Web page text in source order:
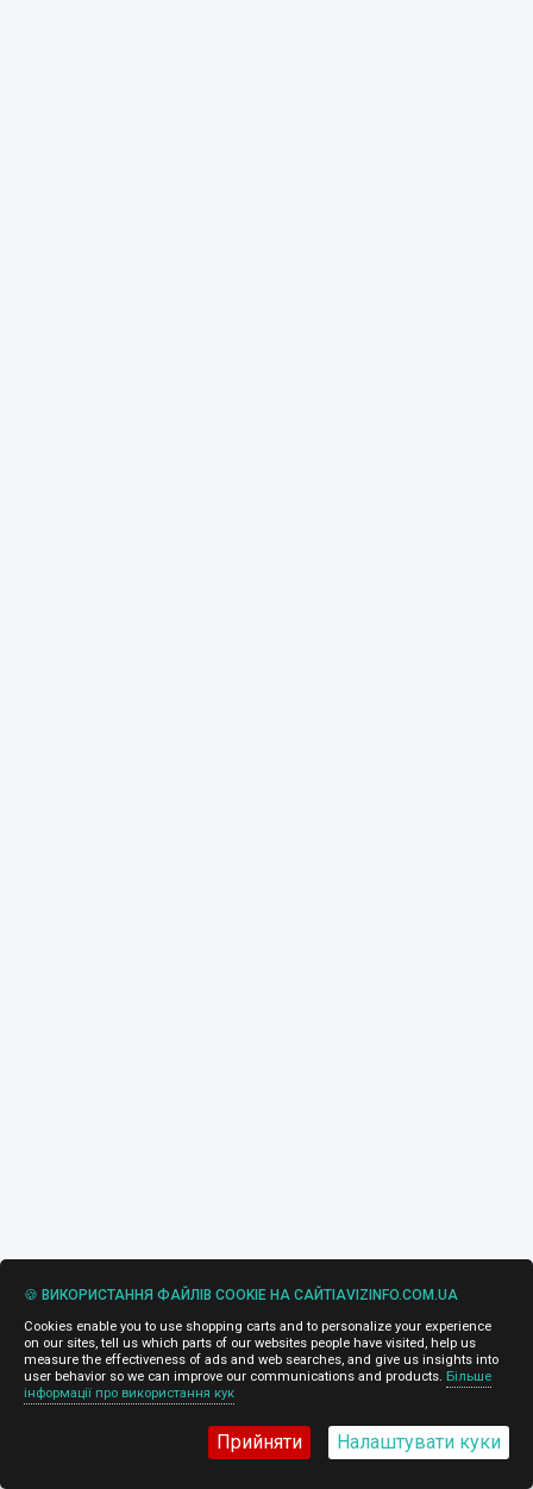
🍪 ВИКОРИСТАННЯ ФАЙЛІВ COOKIE НА САЙТІAVIZINFO.COM.UA
Cookies enable you to use shopping carts and to personalize your experience
on our sites, tell us which parts of our websites people have visited, help us
measure the effectiveness of ads and web searches, and give us insights into
user behavior so we can improve our communications and products. Більше
інформації про використання кук
Прийняти Налаштувати куки